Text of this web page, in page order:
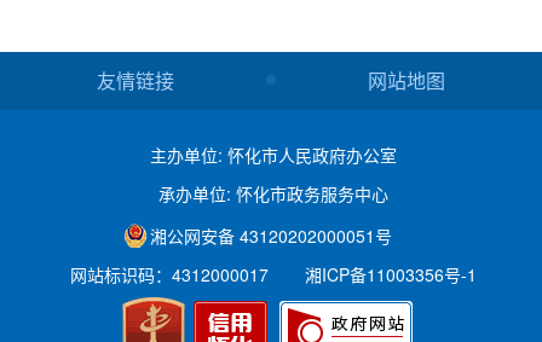
友情链接 网站地图
主办单位: 怀化市人民政府办公室
承办单位: 怀化市政务服务中心
湘公网安备 43120202000051号
网站标识码：4312000017
湘ICP备11003356号-1